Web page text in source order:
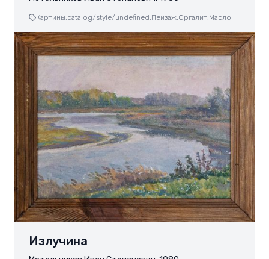
Картины, catalog/style/undefined, Пейзаж, Оргалит, Масло
Излучина